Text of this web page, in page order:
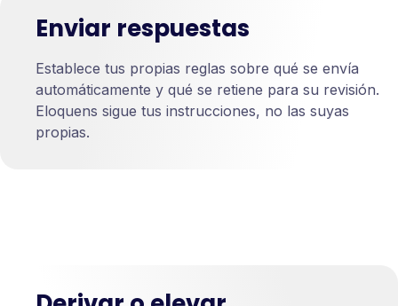
Enviar respuestas
Establece tus propias reglas sobre qué se envía
automáticamente y qué se retiene para su revisión.
Eloquens sigue tus instrucciones, no las suyas
propias.